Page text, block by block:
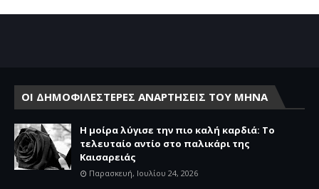
ΟΙ ΔΗΜΟΦΙΛΕΣΤΕΡΕΣ ΑΝΑΡΤΗΣΕΙΣ ΤΟΥ ΜΗΝΑ
Η μοίρα λύγισε την πιο καλή καρδιά: Το
τελευταίο αντίο στο παλικάρι της
Καισαρειάς
Παρασκευή, Ιουλίου 24, 2026